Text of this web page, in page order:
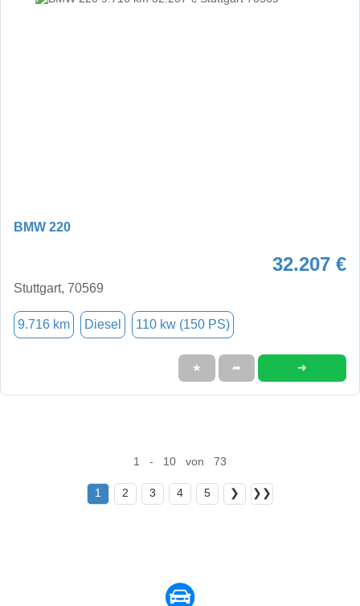
BMW 220
32.207 €
Stuttgart, 70569
9.716 km Diesel 110 kw (150 PS)
★ ➦ ➜
1 - 10 von 73
1 2 3 4 5 ❯ ❯❯